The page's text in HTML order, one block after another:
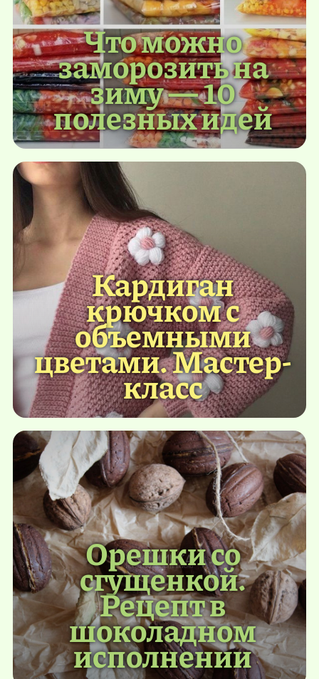
Что можно
заморозить на
зиму — 10
полезных идей
Кардиган
крючком с
объемными
цветами. Мастер-
класс
Орешки со
сгущенкой.
Рецепт в
шоколадном
исполнении